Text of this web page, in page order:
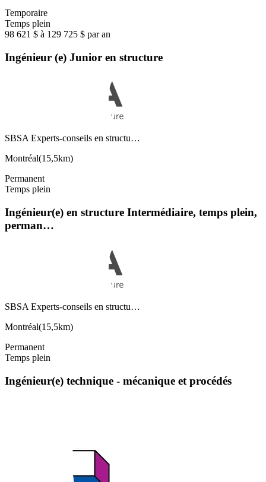
Temporaire
Temps plein
98 621 $ à 129 725 $ par an
Ingénieur (e) Junior en structure
SBSA Experts-conseils en structu…
Montréal(15,5km)
Permanent
Temps plein
Ingénieur(e) en structure Intermédiaire, temps plein,
perman…
SBSA Experts-conseils en structu…
Montréal(15,5km)
Permanent
Temps plein
Ingénieur(e) technique - mécanique et procédés